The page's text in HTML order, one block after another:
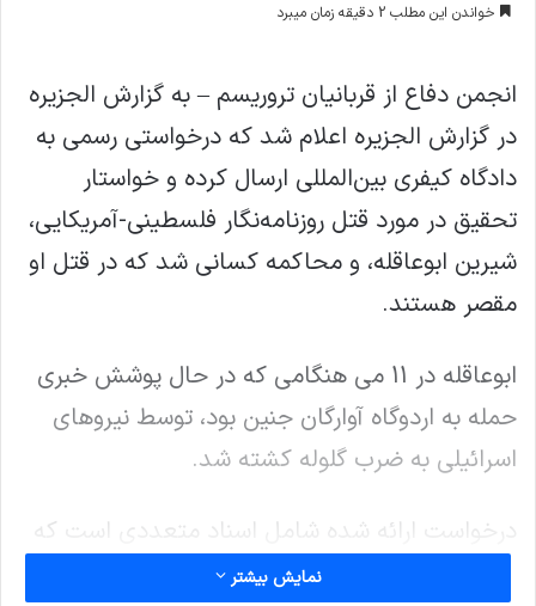
خواندن این مطلب 2 دقیقه زمان میبرد
انجمن دفاع از قربانیان تروریسم – به گزارش الجزیره
در گزارش الجزیره اعلام شد که درخواستی رسمی به
دادگاه کیفری بین‌المللی ارسال کرده و خواستار
تحقیق در مورد قتل روزنامه‌نگار فلسطینی-آمریکایی،
شیرین ابوعاقله، و محاکمه کسانی شد که در قتل او
مقصر هستند.
ابوعاقله در 11 می هنگامی که در حال پوشش خبری
حمله به اردوگاه آوارگان جنین بود، توسط نیروهای
اسرائیلی به ضرب گلوله کشته شد.
درخواست ارائه شده شامل اسناد متعددی است که
جزئیات تحقیقات شش ماهه انجام شده توسط خود
نمایش بیشتر